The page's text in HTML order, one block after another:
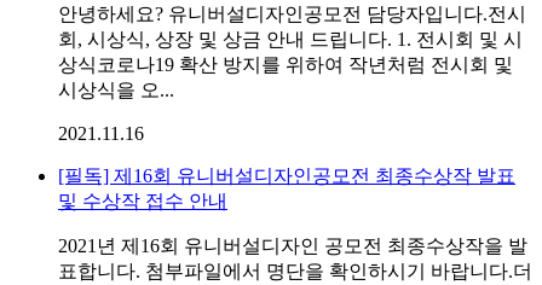
안녕하세요? 유니버설디자인공모전 담당자입니다.전시
회, 시상식, 상장 및 상금 안내 드립니다. 1. 전시회 및 시
상식코로나19 확산 방지를 위하여 작년처럼 전시회 및
시상식을 오...
2021.11.16
[필독] 제16회 유니버설디자인공모전 최종수상작 발표
및 수상작 접수 안내
2021년 제16회 유니버설디자인 공모전 최종수상작을 발
표합니다. 첨부파일에서 명단을 확인하시기 바랍니다.더